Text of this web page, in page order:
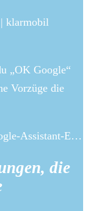
klarmobil
„OK Google“
Vorzüge die
Assistant-E…
die